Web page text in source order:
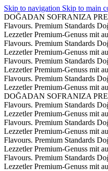
Skip to navigation Skip to main
DOĞADAN SOFRANIZA
Flavours. Premium Standards
Lezzetler Premium-Genuss mit
Flavours. Premium Standards
Lezzetler Premium-Genuss mit
Flavours. Premium Standards
Lezzetler Premium-Genuss mit
Flavours. Premium Standards
Lezzetler Premium-Genuss mit
DOĞADAN SOFRANIZA
Flavours. Premium Standards
Lezzetler Premium-Genuss mit
Flavours. Premium Standards
Lezzetler Premium-Genuss mit
Flavours. Premium Standards
Lezzetler Premium-Genuss mit
Flavours. Premium Standards
Lezzetler Premium-Genuss mit